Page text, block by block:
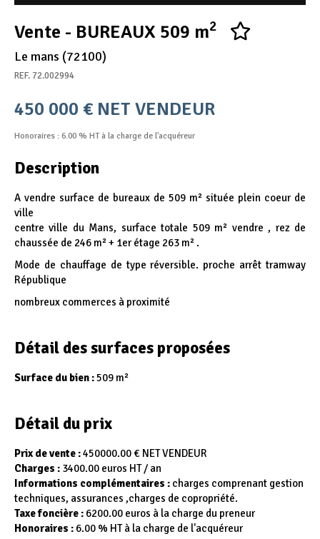
Vente - BUREAUX 509 m2
Le mans (72100)
REF. 72.002994
450 000 € NET VENDEUR
Honoraires : 6.00 % HT à la charge de l'acquéreur
Description
A vendre surface de bureaux de 509 m² située plein coeur de
ville
centre ville du Mans, surface totale 509 m² vendre , rez de
chaussée de 246 m² + 1er étage 263 m² .
Mode de chauffage de type réversible. proche arrêt tramway
République
nombreux commerces à proximité
Détail des surfaces proposées
Surface du bien :509 m²
Détail du prix
Prix de vente :450000.00 € NET VENDEUR
Charges : 3400.00 euros HT / an
Informations complémentaires : charges comprenant gestion
techniques, assurances ,charges de copropriété.
Taxe foncière : 6200.00 euros à la charge du preneur
Honoraires : 6.00 % HT à la charge de l'acquéreur